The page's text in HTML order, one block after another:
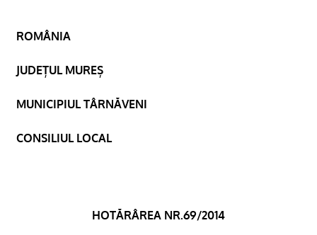
ROMÂNIA
JUDEȚUL MUREȘ
MUNICIPIUL TÂRNĂVENI
CONSILIUL LOCAL
HOTĂRÂREA NR.69/2014